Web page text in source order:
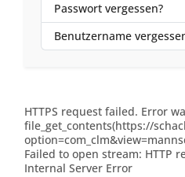
Passwort vergessen?
Benutzername
HTTPS request failed. Error
file_get_contents(https://
Failed to open stream: HTTP
Internal Server Error